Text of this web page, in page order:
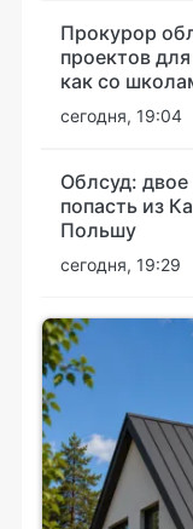
Прокурор
проектов
как со
сегодня, 19:04
Облсуд:
попасть из
Польшу
сегодня, 19:29